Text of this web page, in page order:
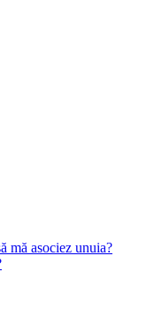
mă asociez unuia?